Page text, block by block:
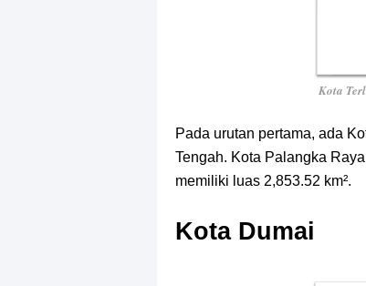
Kota
Pada urutan pertama, ada
Tengah. Kota Palangka
memiliki luas 2,853.52 km².
Kota Dumai